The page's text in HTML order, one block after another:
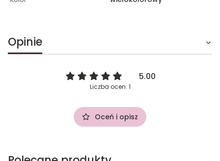
Opinie
5.00
Liczba ocen: 1
Oceń i opisz